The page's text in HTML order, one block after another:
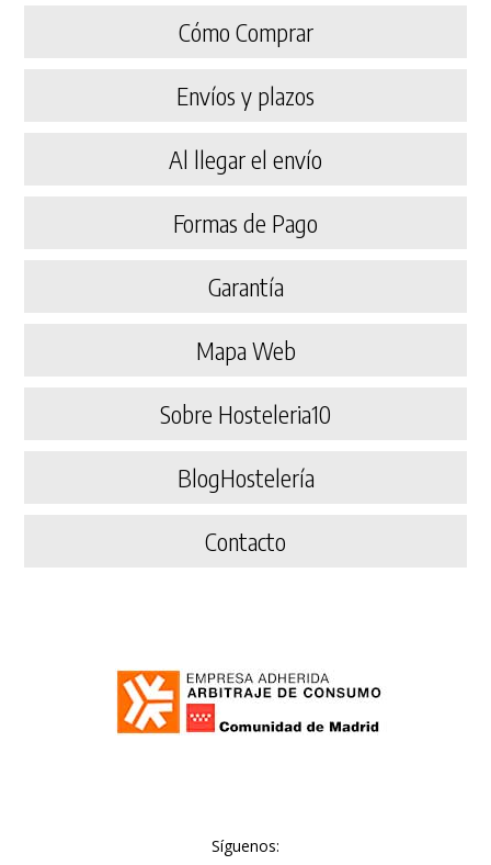
Cómo Comprar
Envíos y plazos
Al llegar el envío
Formas de Pago
Garantía
Mapa Web
Sobre Hosteleria10
BlogHostelería
Contacto
Síguenos: